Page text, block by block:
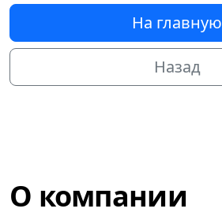
На главную
Назад
О компании